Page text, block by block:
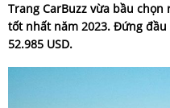
Trang CarBuzz vừa bầu chọn
tốt nhất năm 2023. Đứng
52.985 USD.